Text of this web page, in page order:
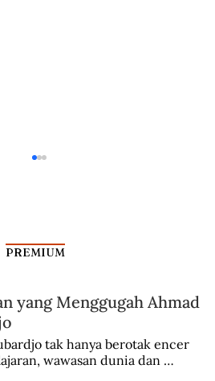
dalam Naskah Pegon
PREMIUM
yang Menggugah Ahmad
tak hanya berotak encer
wawasan dunia dan